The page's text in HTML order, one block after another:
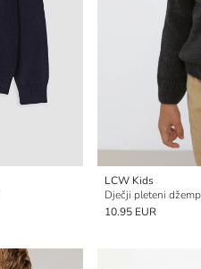
LCW Kids
Dječji pleteni
10.95 EUR